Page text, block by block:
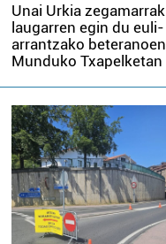
Unai Urkia zegamarrak
laugarren egin du euli-
arrantzako beteranoen
Munduko Txapelketan